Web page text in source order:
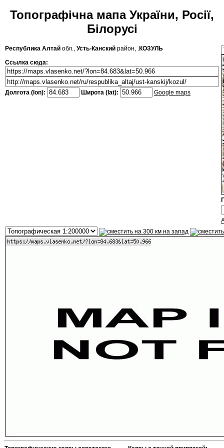
Топографічна мапа України, Росії,
Білорусі
Республика Алтай обл., Усть-Канский район, .КОЗУЛЬ
Ссылка сюда:
Долгота (lon): Широта (lat): Google maps